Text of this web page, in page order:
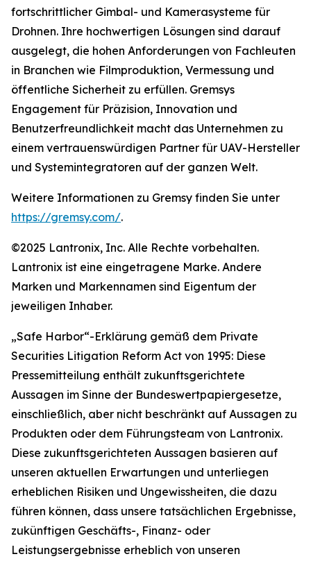
fortschrittlicher Gimbal- und Kamerasysteme für
Drohnen. Ihre hochwertigen Lösungen sind darauf
ausgelegt, die hohen Anforderungen von Fachleuten
in Branchen wie Filmproduktion, Vermessung und
öffentliche Sicherheit zu erfüllen. Gremsys
Engagement für Präzision, Innovation und
Benutzerfreundlichkeit macht das Unternehmen zu
einem vertrauenswürdigen Partner für UAV-Hersteller
und Systemintegratoren auf der ganzen Welt.
Weitere Informationen zu Gremsy finden Sie unter
https://gremsy.com/.
©2025 Lantronix, Inc. Alle Rechte vorbehalten.
Lantronix ist eine eingetragene Marke. Andere
Marken und Markennamen sind Eigentum der
jeweiligen Inhaber.
„Safe Harbor“-Erklärung gemäß dem Private
Securities Litigation Reform Act von 1995: Diese
Pressemitteilung enthält zukunftsgerichtete
Aussagen im Sinne der Bundeswertpapiergesetze,
einschließlich, aber nicht beschränkt auf Aussagen zu
Produkten oder dem Führungsteam von Lantronix.
Diese zukunftsgerichteten Aussagen basieren auf
unseren aktuellen Erwartungen und unterliegen
erheblichen Risiken und Ungewissheiten, die dazu
führen können, dass unsere tatsächlichen Ergebnisse,
zukünftigen Geschäfts-, Finanz- oder
Leistungsergebnisse erheblich von unseren